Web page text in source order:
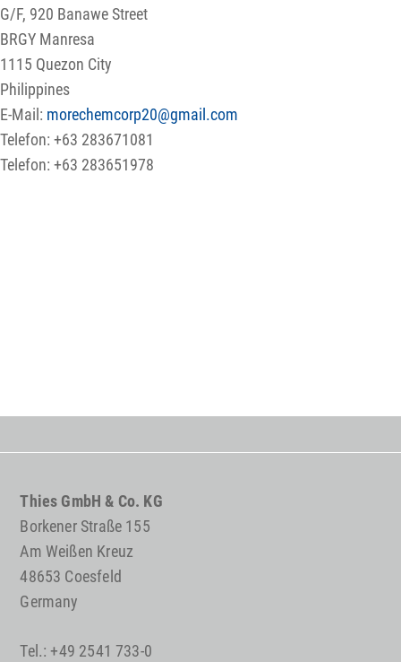
G/F, 920 Banawe Street
BRGY Manresa
1115 Quezon City
Philippines
E-Mail: morechemcorp20@gmail.com
Telefon: +63 283671081
Telefon: +63 283651978
Thies GmbH & Co. KG
Borkener Straße 155
Am Weißen Kreuz
48653 Coesfeld
Germany
Tel.: +49 2541 733-0